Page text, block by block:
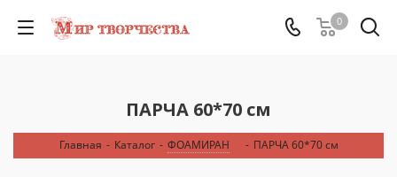
0
ПАРЧА 60*70 см
Главная - Каталог - ФОАМИРАН - ПАРЧА 60*70 см